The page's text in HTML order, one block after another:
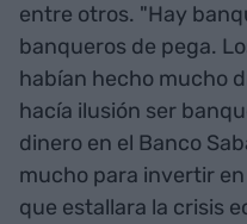
entre otros. "Hay
banqueros de pega.
habían hecho mucho
hacía ilusión ser
dinero en el Banco
mucho para invertir
que estallara la crisis